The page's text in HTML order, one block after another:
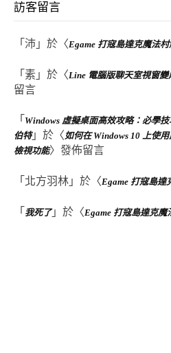
訪客留言
「 沛 」於〈Egame 打寇島達克魔法
「 素 」於〈Line 電腦版聊天室視窗
留言
「 Windows 虛擬桌面高效攻略：必學
伯特」於〈如何在 Windows 10 上使
檢視功能〉發佈留言
「 北方羽林 」於〈Egame 打寇島達
「 我死了」於〈Egame 打寇島達克魔